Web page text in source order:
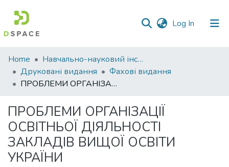
Log In (current)
Communities
&
Collections
Statistics
Home
Навчально-науковий інститут економіки, управління, права та інформаційних технологій
Друковані видання
Фахові видання
ПРОБЛЕМИ ОРГАНІЗАЦІЇ ОСВІТНЬОЇ ДІЯЛЬНОСТІ ЗАКЛАДІВ ВИЩОЇ ОСВІТИ УКРАЇНИ
ПРОБЛЕМИ ОРГАНІЗАЦІЇ
ОСВІТНЬОЇ ДІЯЛЬНОСТІ
ЗАКЛАДІВ ВИЩОЇ ОСВІТИ
УКРАЇНИ